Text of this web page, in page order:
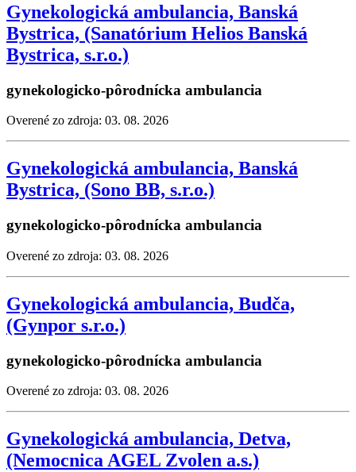
Gynekologická ambulancia, Banská
Bystrica, (Sanatórium Helios Banská
Bystrica, s.r.o.)
gynekologicko-pôrodnícka ambulancia
Overené zo zdroja: 03. 08. 2026
Gynekologická ambulancia, Banská
Bystrica, (Sono BB, s.r.o.)
gynekologicko-pôrodnícka ambulancia
Overené zo zdroja: 03. 08. 2026
Gynekologická ambulancia, Budča,
(Gynpor s.r.o.)
gynekologicko-pôrodnícka ambulancia
Overené zo zdroja: 03. 08. 2026
Gynekologická ambulancia, Detva,
(Nemocnica AGEL Zvolen a.s.)